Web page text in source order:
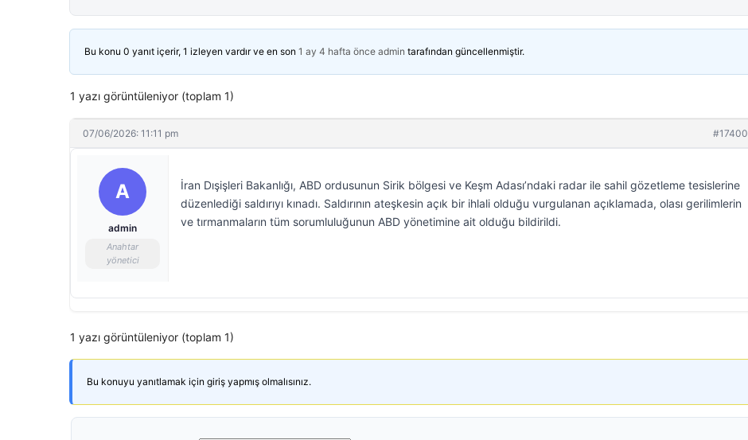
Bu konu 0 yanıt içerir, 1 izleyen vardır ve en son 1 ay 4 hafta önce admin tarafından güncellenmiştir.
1 yazı görüntüleniyor (toplam 1)
07/06/2026: 11:11 pm #17400
A
admin
Anahtar
yönetici
İran Dışişleri Bakanlığı, ABD ordusunun Sirik bölgesi ve Keşm Adası’ndaki radar ile sahil gözetleme tesislerine
düzenlediği saldırıyı kınadı. Saldırının ateşkesin açık bir ihlali olduğu vurgulanan açıklamada, olası gerilimlerin
ve tırmanmaların tüm sorumluluğunun ABD yönetimine ait olduğu bildirildi.
1 yazı görüntüleniyor (toplam 1)
Bu konuyu yanıtlamak için giriş yapmış olmalısınız.